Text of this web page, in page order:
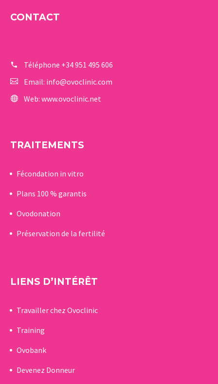
CONTACT
Téléphone +34 951 495 606
Email: info@ovoclinic.com
Web: www.ovoclinic.net
TRAITEMENTS
Fécondation in vitro
Plans 100 % garantis
Ovodonation
Préservation de la fertilité
LIENS D’INTÉRÊT
Travailler chez Ovoclinic
Training
Ovobank
Devenez Donneur